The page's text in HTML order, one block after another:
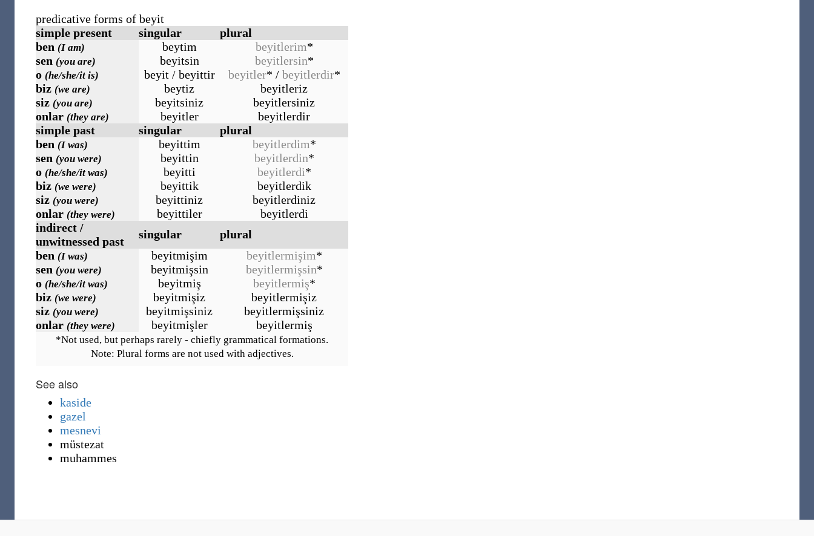
predicative forms of beyit
simple present
singular
plural
ben (I am) beytim beyitlerim*
sen (you are) beyitsin beyitlersin*
o (he/she/it is) beyit / beyittir beyitler* / beyitlerdir*
biz (we are) beytiz
beyitleriz
siz (you are) beyitsiniz
beyitlersiniz
onlar (they are) beyitler
beyitlerdir
simple past
singular
plural
ben (I was) beyittim beyitlerdim*
sen (you were) beyittin beyitlerdin*
o (he/she/it was) beyitti beyitlerdi*
biz (we were) beyittik
beyitlerdik
siz (you were) beyittiniz
beyitlerdiniz
onlar (they were) beyittiler
beyitlerdi
indirect /
unwitnessed past
singular
plural
ben (I was) beyitmişim beyitlermişim*
sen (you were) beyitmişsin beyitlermişsin*
o (he/she/it was) beyitmiş beyitlermiş*
biz (we were) beyitmişiz
beyitlermişiz
siz (you were) beyitmişsiniz
beyitlermişsiniz
onlar (they were) beyitmişler beyitlermiş
*Not used, but perhaps rarely - chiefly grammatical formations.
Note: Plural forms are not used with adjectives.
See also
kaside
gazel
mesnevi
müstezat
muhammes